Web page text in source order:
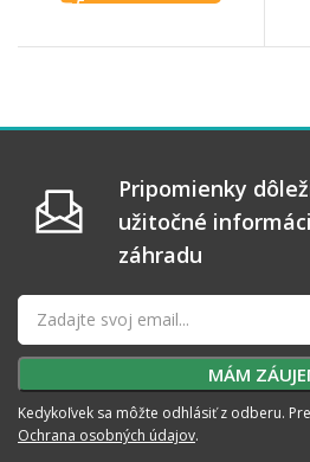
Pripomienky
užitočné
záhradu
Kedykoľvek sa môžte odhlásiť z odberu.
Ochrana osobných údajov.